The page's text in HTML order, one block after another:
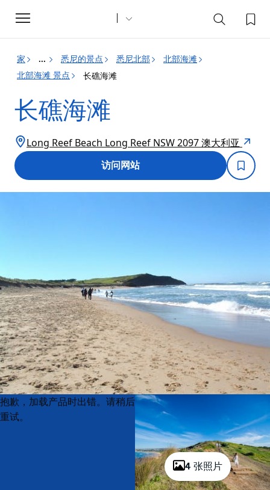
Toggle
navigation
家 ... 悉尼的景点 悉尼北部
北部海滩
北部海滩 景点
长礁海滩
长礁海滩
Long Reef Beach Long Reef NSW 2097 澳大利亚
访问网站
4 张照片
Product
List
Product
List
抱歉，加载产品时出错。请稍后
重试。